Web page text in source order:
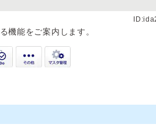
機能をご案内します。